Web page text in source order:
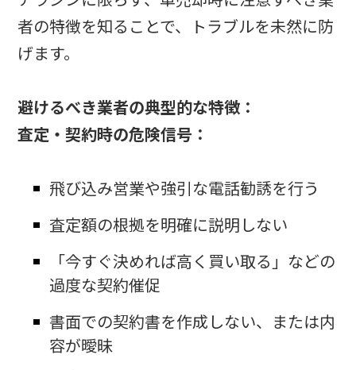
者の特徴を知ることで、トラブルを未然に防
げます。
避けるべき業者の典型的な特徴：
査定・契約時の危険信号：
飛び込み営業や強引な電話勧誘を行う
査定額の根拠を明確に説明しない
「今すぐ決めれば高く買い取る」などの
過度な契約催促
書面での契約書を作成しない、または内
容が曖昧